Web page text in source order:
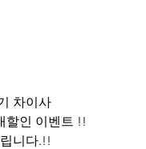
차이사
할인 이벤트 !!
니다.!!